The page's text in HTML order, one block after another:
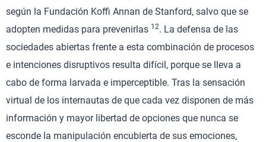
según la Fundación Koffi Annan de Stanford, salvo que se
adopten medidas para prevenirlas 12. La defensa de las
sociedades abiertas frente a esta combinación de procesos
e intenciones disruptivos resulta difícil, porque se lleva a
cabo de forma larvada e imperceptible. Tras la sensación
virtual de los internautas de que cada vez disponen de más
información y mayor libertad de opciones que nunca se
esconde la manipulación encubierta de sus emociones,